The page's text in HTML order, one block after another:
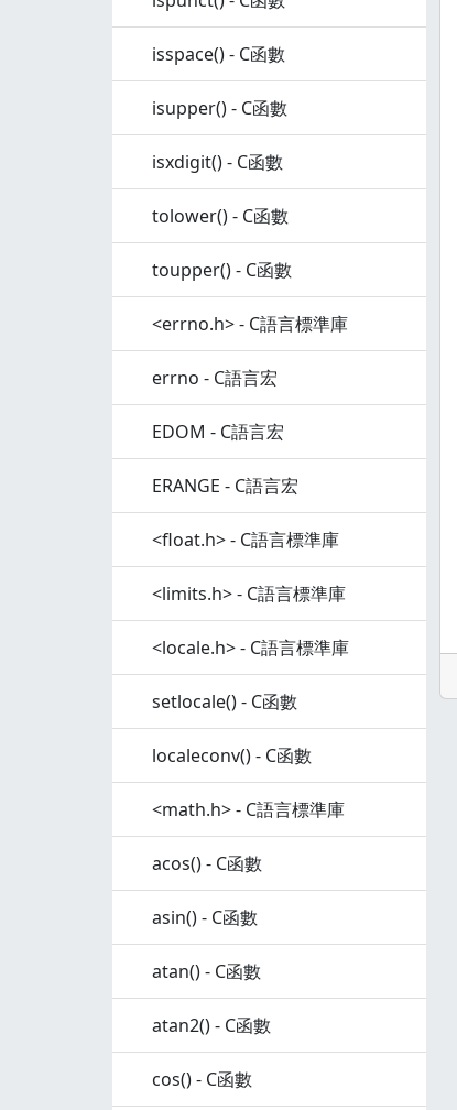
isspace() - C函數
isupper() - C函數
isxdigit() - C函數
tolower() - C函數
toupper() - C函數
<errno.h> - C語言標準庫
errno - C語言宏
EDOM - C語言宏
ERANGE - C語言宏
<float.h> - C語言標準庫
<limits.h> - C語言標準庫
<locale.h> - C語言標準庫
setlocale() - C函數
localeconv() - C函數
<math.h> - C語言標準庫
acos() - C函數
asin() - C函數
atan() - C函數
atan2() - C函數
cos() - C函數